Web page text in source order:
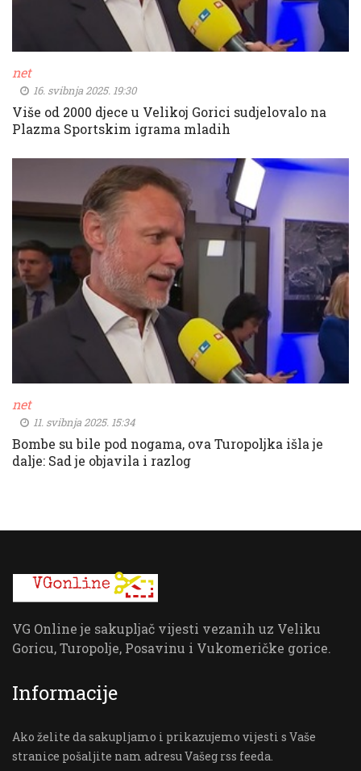
net
16. svibnja 2025. 19:30
Više od 2000 djece u Velikoj Gorici sudjelovalo na
Plazma Sportskim igrama mladih
net
11. svibnja 2025. 15:34
Bombe su bile pod nogama, ova Turopoljka išla je
dalje: Sad je objavila i razlog
VG Online je sakupljač vijesti vezanih uz Veliku
Goricu, Turopolje, Posavinu i Vukomeričke gorice.
Informacije
Ako želite da sakupljamo i prikazujemo vijesti s Vaše
stranice pošaljite nam adresu Vašeg rss feeda.